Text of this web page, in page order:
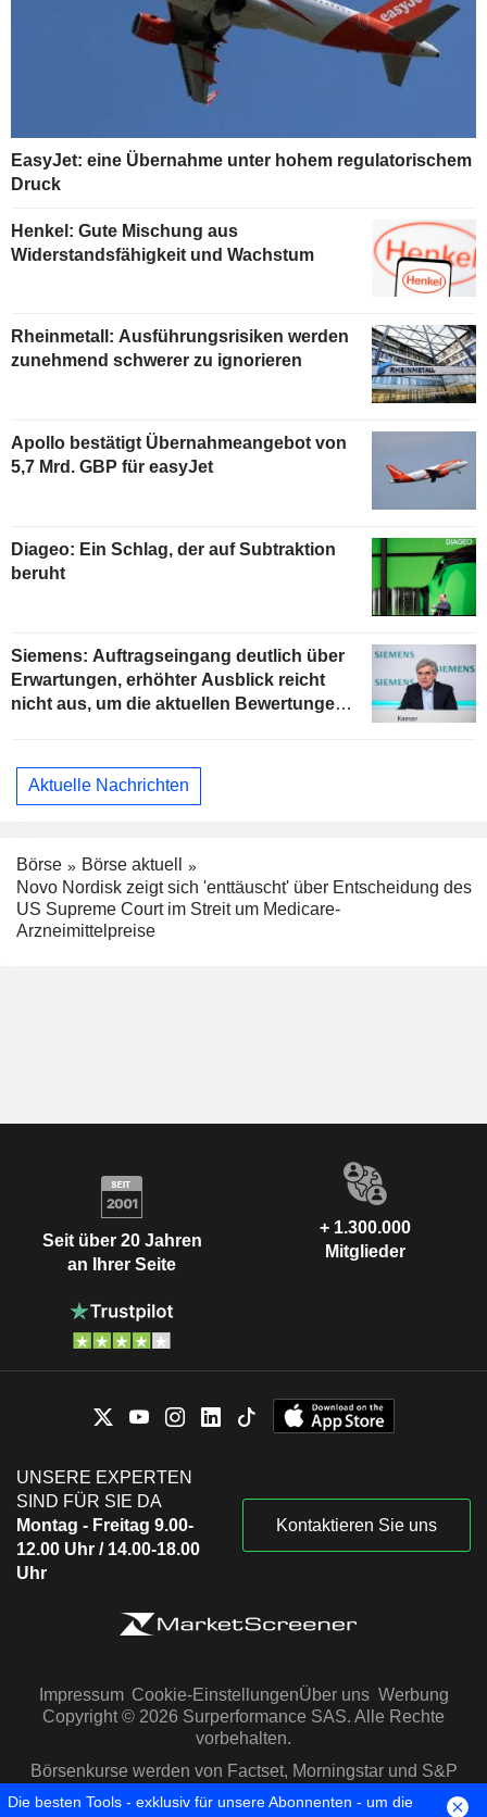
EasyJet: eine Übernahme unter hohem regulatorischem
Druck
Henkel: Gute Mischung aus
Widerstandsfähigkeit und Wachstum
Rheinmetall: Ausführungsrisiken werden
zunehmend schwerer zu ignorieren
Apollo bestätigt Übernahmeangebot von
5,7 Mrd. GBP für easyJet
Diageo: Ein Schlag, der auf Subtraktion
beruht
Siemens: Auftragseingang deutlich über
Erwartungen, erhöhter Ausblick reicht
nicht aus, um die aktuellen Bewertungen
Aktuelle Nachrichten
Börse
Börse aktuell
Novo Nordisk zeigt sich 'enttäuscht' über Entscheidung des
US Supreme Court im Streit um Medicare-
Arzneimittelpreise
Seit über 20 Jahren
an Ihrer Seite
+ 1.300.000
Mitglieder
UNSERE EXPERTEN
SIND FÜR SIE DA
Montag - Freitag 9.00-
12.00 Uhr / 14.00-18.00
Uhr
Kontaktieren Sie uns
Impressum Cookie-EinstellungenÜber uns Werbung
Copyright © 2026 Surperformance SAS. Alle Rechte
vorbehalten.
Börsenkurse werden von Factset, Morningstar und S&P
Capital IQ zur Verfügung gestellt
Die besten Tools - exklusiv für unsere Abonnenten - um die